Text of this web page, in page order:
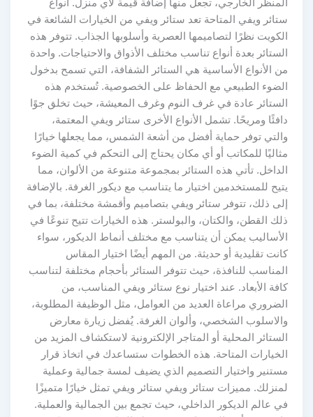
المنظر الخارجي، تجعل منها إضافة قيمة لأي منزل. أنواع
ستائر ويفي المتاحة تعد ستائر ويفي من الخيارات الشائعة في
الكويت نظرًا لتصاميمها العصرية وأسلوبها الجذاب. تتوفر هذه
الستائر بعدة أنواع تناسب مختلف الأذواق والاحتياجات. واحدة
من الأنواع الأساسية هي الستائر الشفافة، التي تسمح بدخول
الضوء الطبيعي مع الحفاظ على الخصوصية. تُستخدم هذه
الستائر عادة في غرف النوم وغرف المعيشة، حيث تخلق جوًا
دافئًا ومريحًا. تشمل الأنواع الأخرى ستائر ويفي المعتمة،
والتي توفر حماية أفضل من أشعة الشمس، مما يجعلها خيارًا
مثاليًا للمكاتب أو أي مكان يحتاج إلى التحكم في كمية الضوء
الداخل. تأتي هذه الستائر بمجموعة متنوعة من الألوان، مما
يتيح للمستخدمين اختيار ما يتناسب مع ديكور الغرفة. بالإضافة
إلى ذلك، تتوفر ستائر ويفي بتصاميم وأقمشة مختلفة، بما في
ذلك القطن، والكتان، والبولستر. هذه الخيارات تتيح تنوعًا في
الأساليب يمكن أن يتناسب مع مختلف أنماط الديكور، سواء
كانت تقليدية أو حديثة. من المهم أيضًا اختيار المقاس
المناسب للنافذة، حيث تتوفر الستائر بأحجام مختلفة لتناسب
كافة الأبعاد. عند اختيار نوع ستائر ويفي المناسب، من
الضروري مراعاة العديد من العوامل، مثل الوظيفة المطلوبة،
والاسلوب الشخصي، وألوان الغرفة. يُفضل زيارة معارض
الستائر المحلية أو المتاجر الإلكترونية لاستكشاف المزيد من
الخيارات المتاحة. هذه الخطوات ستساعدك في اتخاذ قرار
مستنير واختيار التصميم الذي يضيف لمسة جمالية وعملية
لمنزلك. مميزات ستائر ويفي ستائر ويفي تمثل خيارًا متميزًا
في عالم الديكور الداخلي، حيث تجمع بين الجمالية والعملية.